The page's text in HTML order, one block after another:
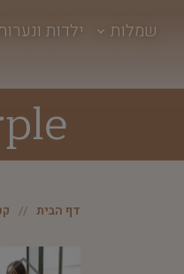
שמלות ילדות
דף הבית